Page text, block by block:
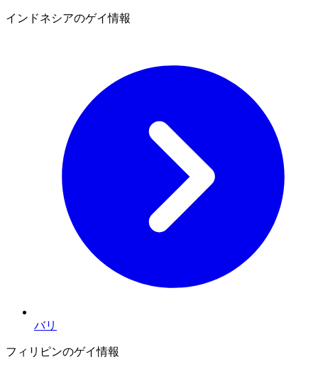
インドネシアのゲイ情報
バリ
フィリピンのゲイ情報